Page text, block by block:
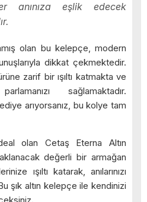
anınıza eşlik edecek
olan bu kelepçe, modern
dikkat çekmektedir.
zarif bir ışıltı katmakta ve
sağlamaktadır.
arıyorsanız, bu kolye tam
olan Cetaş Eterna Altın
değerli bir armağan
ışıltı katarak, anılarınızı
şık altın kelepçe ile kendinizi